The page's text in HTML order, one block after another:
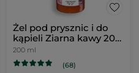
Żel pod prysznic i do
kąpieli Ziarna kawy 200
ml
200 ml
(68)